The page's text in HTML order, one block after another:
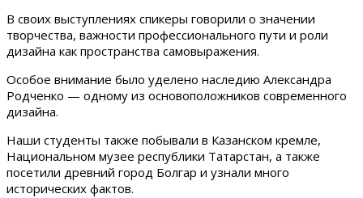
В своих выступлениях спикеры говорили о значении
творчества, важности профессионального пути и роли
дизайна как пространства самовыражения.
Особое внимание было уделено наследию Александра
Родченко — одному из основоположников современного
дизайна.
Наши студенты также побывали в Казанском кремле,
Национальном музее республики Татарстан, а также
посетили древний город Болгар и узнали много
исторических фактов.